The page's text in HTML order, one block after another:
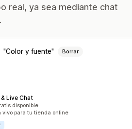
real, ya sea mediante chat
Color y fuente Borrar
Live Chat
disponible
vivo para tu tienda online